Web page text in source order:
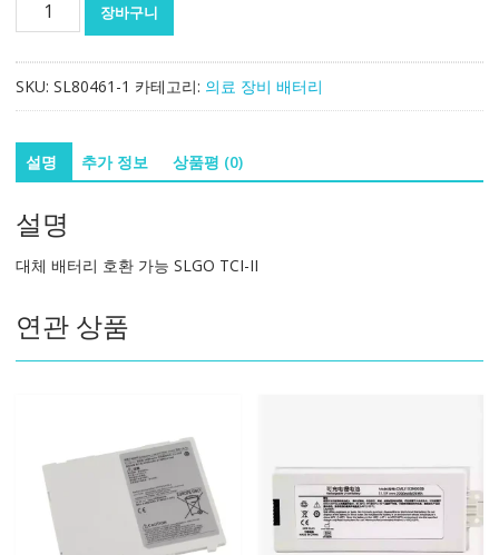
리
환
가
SLGO
II
량
장바구니
SKU: SL80461-1 카테고리: 의료 장비 배터리
설명 추가 정보 상품평 (0)
설명
대체 배터리 호환 가능 SLGO TCI-II
연관 상품